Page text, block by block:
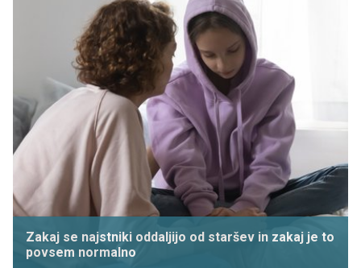
Zakaj se najstniki oddaljijo od staršev in zakaj je to
povsem normalno